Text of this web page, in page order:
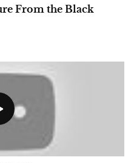
From the Black